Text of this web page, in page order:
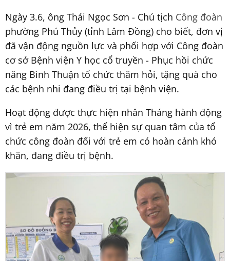
Ngày 3.6, ông Thái Ngọc Sơn - Chủ tịch Công đoàn
phường Phú Thủy (tỉnh Lâm Đồng) cho biết, đơn vị
đã vận động nguồn lực và phối hợp với Công đoàn
cơ sở Bệnh viện Y học cổ truyền - Phục hồi chức
năng Bình Thuận tổ chức thăm hỏi, tặng quà cho
các bệnh nhi đang điều trị tại bệnh viện.
Hoạt động được thực hiện nhân Tháng hành động
vì trẻ em năm 2026, thể hiện sự quan tâm của tổ
chức công đoàn đối với trẻ em có hoàn cảnh khó
khăn, đang điều trị bệnh.